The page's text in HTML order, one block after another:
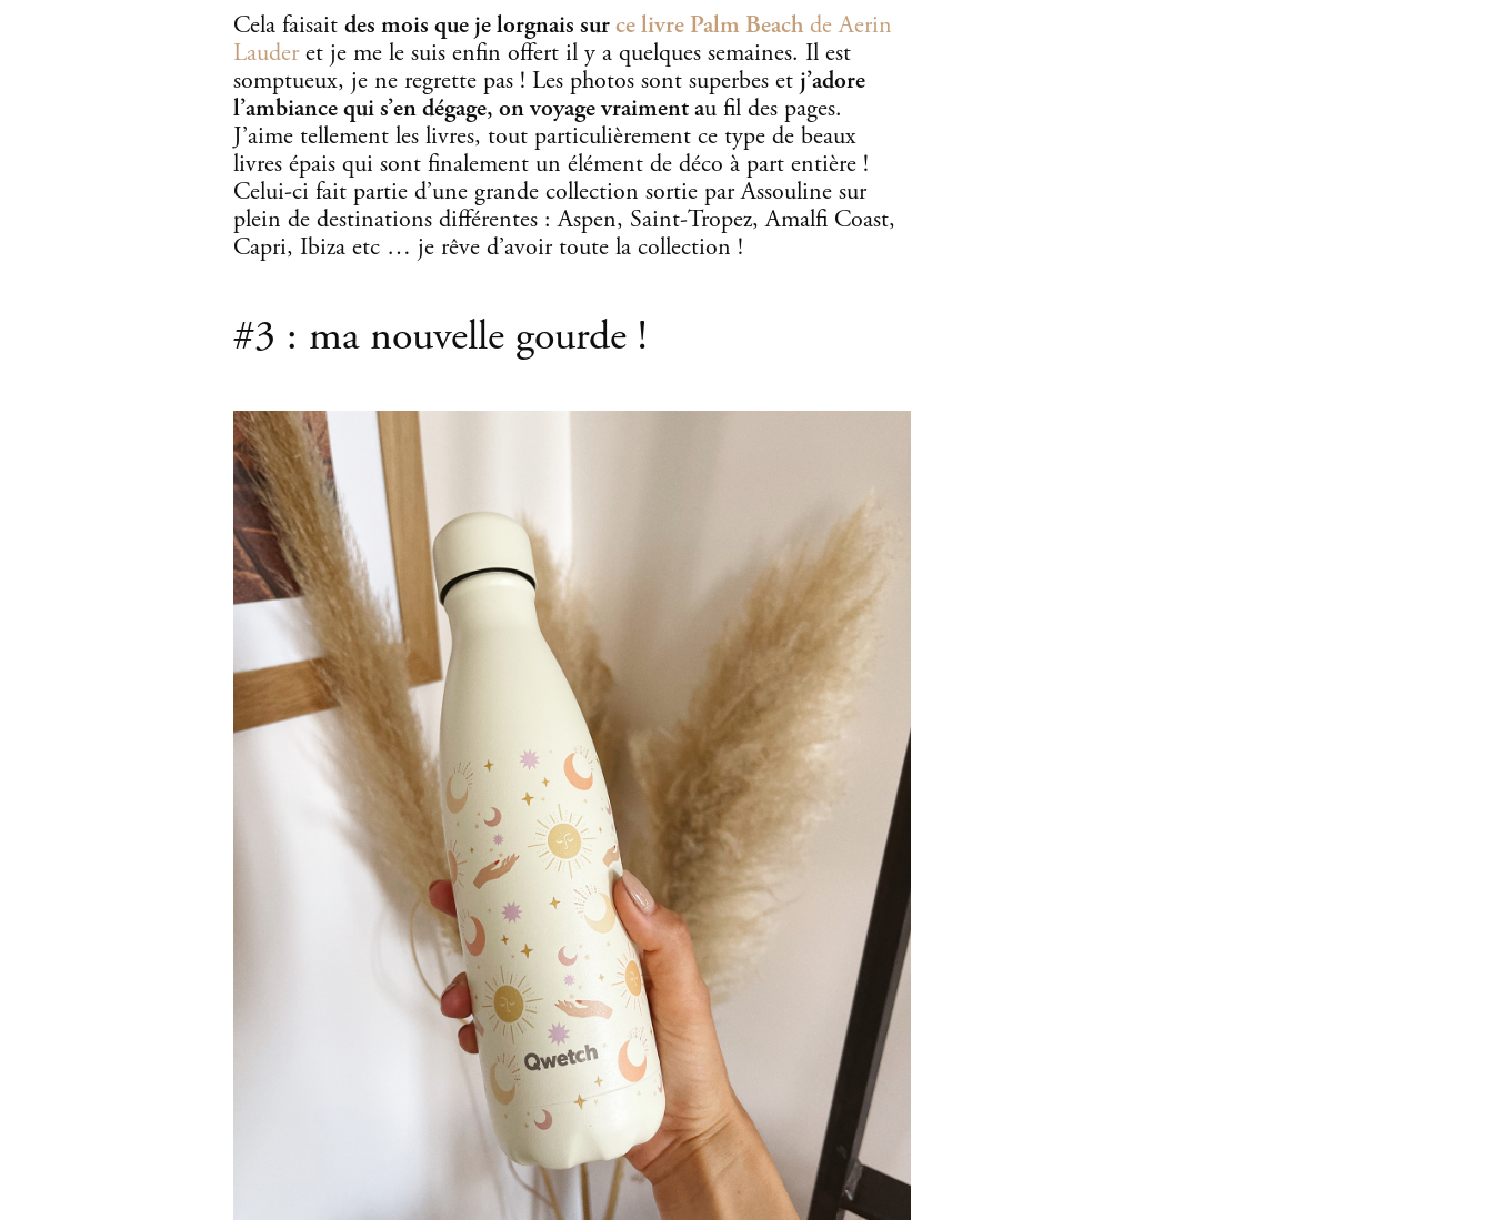
Cela faisait des mois que je lorgnais surce livre Palm Beachde Aerin
Lauderet je me le suis enfin offert il y a quelques semaines. Il est
somptueux, je ne regrette pas ! Les photos sont superbes et j’adore
l’ambiance qui s’en dégage, on voyage vraiment au fil des pages.
J’aime tellement les livres, tout particulièrement ce type de beaux
livres épais qui sont finalement un élément de déco à part entière !
Celui-ci fait partie d’une grande collection sortie par Assouline sur
plein de destinations différentes : Aspen, Saint-Tropez, Amalfi Coast,
Capri, Ibiza etc … je rêve d’avoir toute la collection !
#3 : ma nouvelle gourde !